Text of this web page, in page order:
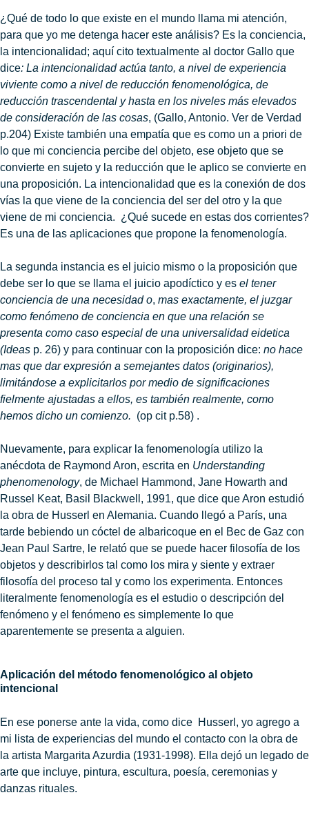
¿Qué de todo lo que existe en el mundo llama mi atención,
para que yo me detenga hacer este análisis? Es la conciencia,
la intencionalidad; aquí cito textualmente al doctor Gallo que
dice: La intencionalidad actúa tanto, a nivel de experiencia
viviente como a nivel de reducción fenomenológica, de
reducción trascendental y hasta en los niveles más elevados
de consideración de las cosas, (Gallo, Antonio. Ver de Verdad
p.204) Existe también una empatía que es como un a priori de
lo que mi conciencia percibe del objeto, ese objeto que se
convierte en sujeto y la reducción que le aplico se convierte en
una proposición. La intencionalidad que es la conexión de dos
vías la que viene de la conciencia del ser del otro y la que
viene de mi conciencia. ¿Qué sucede en estas dos corrientes?
Es una de las aplicaciones que propone la fenomenología.
La segunda instancia es el juicio mismo o la proposición que
debe ser lo que se llama el juicio apodíctico y es el tener
conciencia de una necesidad o, mas exactamente, el juzgar
como fenómeno de conciencia en que una relación se
presenta como caso especial de una universalidad eidetica
(Ideas p. 26) y para continuar con la proposición dice: no hace
mas que dar expresión a semejantes datos (originarios),
limitándose a explicitarlos por medio de significaciones
fielmente ajustadas a ellos, es también realmente, como
hemos dicho un comienzo. (op cit p.58) .
Nuevamente, para explicar la fenomenología utilizo la
anécdota de Raymond Aron, escrita en Understanding
phenomenology, de Michael Hammond, Jane Howarth and
Russel Keat, Basil Blackwell, 1991, que dice que Aron estudió
la obra de Husserl en Alemania. Cuando llegó a París, una
tarde bebiendo un cóctel de albaricoque en el Bec de Gaz con
Jean Paul Sartre, le relató que se puede hacer filosofía de los
objetos y describirlos tal como los mira y siente y extraer
filosofía del proceso tal y como los experimenta. Entonces
literalmente fenomenología es el estudio o descripción del
fenómeno y el fenómeno es simplemente lo que
aparentemente se presenta a alguien.
Aplicación del método fenomenológico al objeto
intencional
En ese ponerse ante la vida, como dice Husserl, yo agrego a
mi lista de experiencias del mundo el contacto con la obra de
la artista Margarita Azurdia (1931-1998). Ella dejó un legado de
arte que incluye, pintura, escultura, poesía, ceremonias y
danzas rituales.